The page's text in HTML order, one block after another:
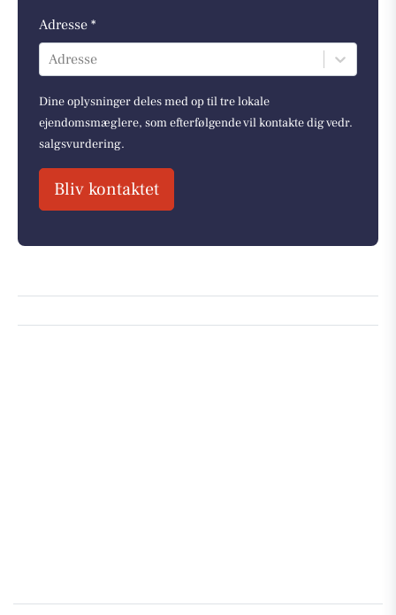
Adresse *
Adresse
Dine oplysninger deles med op til tre lokale
ejendomsmæglere, som efterfølgende vil kontakte dig vedr.
salgsvurdering.
Bliv kontaktet